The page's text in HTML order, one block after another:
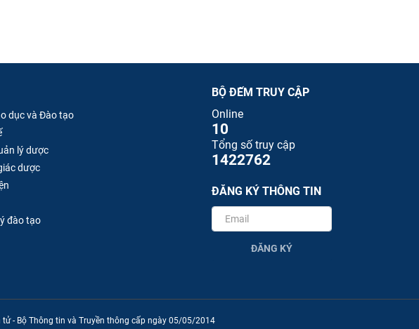
dục và Đào tạo
lý dược
dược
đào tạo
BỘ ĐẾM TRUY CẬP
Online
10
Tổng số truy cập
1422762
ĐĂNG KÝ THÔNG TIN
ĐĂNG KÝ
- Bộ Thông tin và Truyền thông cấp ngày 05/05/2014